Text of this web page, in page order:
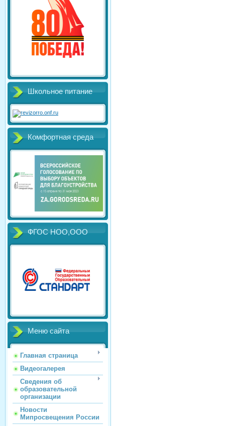
Школьное питание
Комфортная среда
ФГОС НОО,ООО
Меню сайта
Главная страница
Видеогалерея
Сведения об
образовательной
организации
Новости
Мипросвещения России